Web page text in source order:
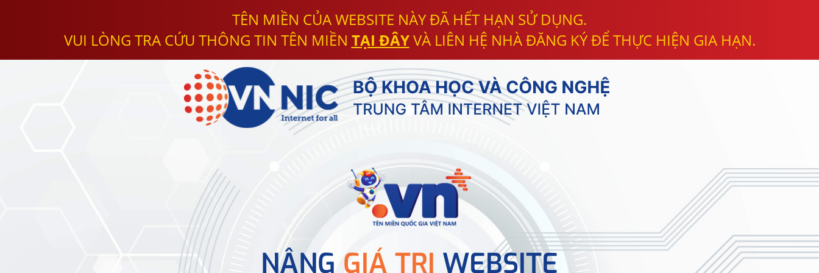
TÊN MIỀN CỦA WEBSITE NÀY ĐÃ HẾT HẠN SỬ DỤNG.
VUI LÒNG TRA CỨU THÔNG TIN TÊN MIỀN TẠI ĐÂYVÀ LIÊN HỆ NHÀ ĐĂNG KÝ ĐỂ THỰC HIỆN GIA HẠN.
NÂNG GIÁ TRỊ WEBSITE